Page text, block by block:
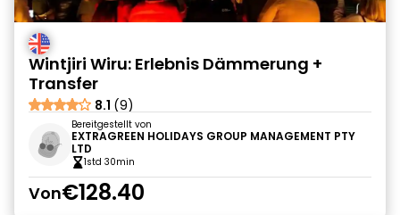
Wintjiri Wiru: Erlebnis Dämmerung +
Transfer
8.1 (9)
Bereitgestellt von
EXTRAGREEN HOLIDAYS GROUP MANAGEMENT PTY
LTD
1std 30min
Von€128.40